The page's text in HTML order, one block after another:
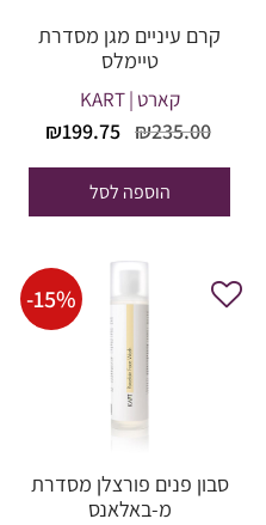
קרם עיניים מגן מסדרת
טיימלס
קארט | KART
₪235.00
המחיר
היה:
₪235.00.
₪199.75
הוספה לסל
-15%
סבון פנים פורצלן מסדרת
מ-באלאנס